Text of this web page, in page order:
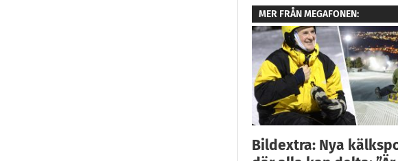
MER FRÅN MEGAFONEN:
Bildextra: Nya